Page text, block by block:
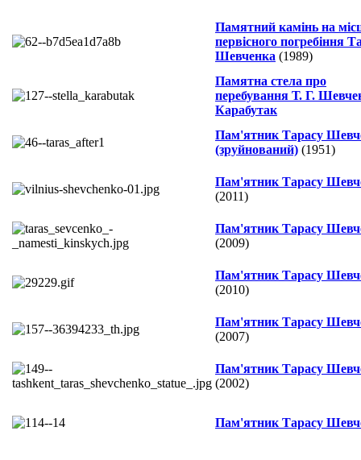
Памятний камінь на
первісного погребіння
Шевченка (1989)
Памятна стела про
перебування Т. Г.
Карабутак
Пам'ятник Тарасу
(зруйнований) (1951)
Пам'ятник Тарасу
(2011)
Пам'ятник Тарасу
(2009)
Пам'ятник Тарасу
(2010)
Пам'ятник Тарасу
(2007)
Пам'ятник Тарасу
(2002)
Пам'ятник Тарасу